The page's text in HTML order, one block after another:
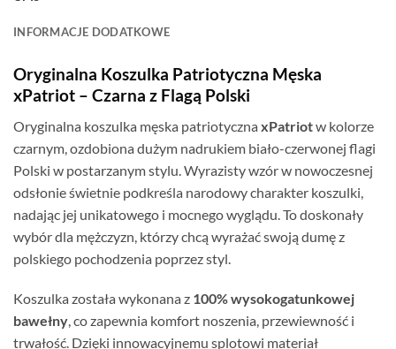
INFORMACJE DODATKOWE
Oryginalna Koszulka Patriotyczna Męska
xPatriot – Czarna z Flagą Polski
Oryginalna koszulka męska patriotyczna xPatriotw kolorze
czarnym, ozdobiona dużym nadrukiem biało-czerwonej flagi
Polski w postarzanym stylu. Wyrazisty wzór w nowoczesnej
odsłonie świetnie podkreśla narodowy charakter koszulki,
nadając jej unikatowego i mocnego wyglądu. To doskonały
wybór dla mężczyzn, którzy chcą wyrażać swoją dumę z
polskiego pochodzenia poprzez styl.
Koszulka została wykonana z 100% wysokogatunkowej
bawełny, co zapewnia komfort noszenia, przewiewność i
trwałość. Dzięki innowacyjnemu splotowi materiał